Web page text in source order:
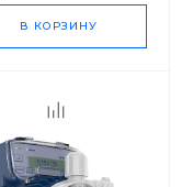
В КОРЗИНУ